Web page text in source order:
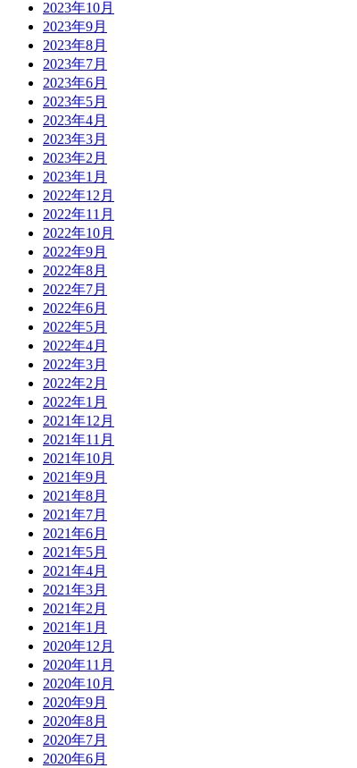
2023年10月
2023年9月
2023年8月
2023年7月
2023年6月
2023年5月
2023年4月
2023年3月
2023年2月
2023年1月
2022年12月
2022年11月
2022年10月
2022年9月
2022年8月
2022年7月
2022年6月
2022年5月
2022年4月
2022年3月
2022年2月
2022年1月
2021年12月
2021年11月
2021年10月
2021年9月
2021年8月
2021年7月
2021年6月
2021年5月
2021年4月
2021年3月
2021年2月
2021年1月
2020年12月
2020年11月
2020年10月
2020年9月
2020年8月
2020年7月
2020年6月